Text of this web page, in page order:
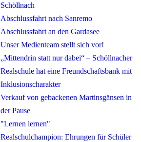
Schöllnach
Abschlussfahrt nach Sanremo
Abschlussfahrt an den Gardasee
Unser Medienteam stellt sich vor!
„Mittendrin statt nur dabei“ – Schöllnacher
Realschule hat eine Freundschaftsbank mit
Inklusionscharakter
Verkauf von gebackenen Martinsgänsen in
der Pause
"Lernen lernen"
Realschulchampion: Ehrungen für Schüler